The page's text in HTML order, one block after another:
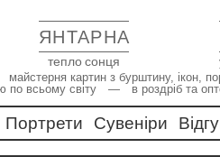
ЯНТАРНА
тепло сонця
майстерня картин з бурштину, ікон,
по всьому світу — в роздріб та
Портрети Сувеніри